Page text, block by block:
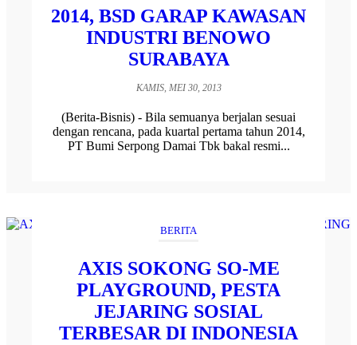
2014, BSD GARAP KAWASAN
INDUSTRI BENOWO
SURABAYA
KAMIS, MEI 30, 2013
(Berita-Bisnis) - Bila semuanya berjalan sesuai
dengan rencana, pada kuartal pertama tahun 2014,
PT Bumi Serpong Damai Tbk bakal resmi...
BERITA
AXIS SOKONG SO-ME
PLAYGROUND, PESTA
JEJARING SOSIAL
TERBESAR DI INDONESIA